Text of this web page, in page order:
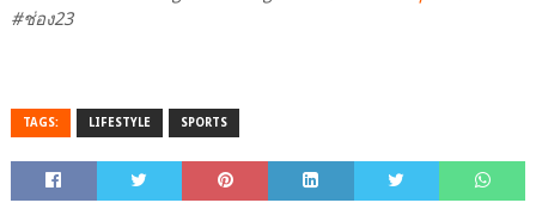
#ช่อง23
TAGS: LIFESTYLE SPORTS